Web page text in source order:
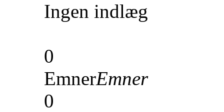
Ingen indlæg
0
EmnerEmner
0